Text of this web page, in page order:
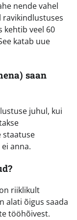
nende vahel
ravikindlustuses
kehtib veel 60
katab uue
saan
juhul, kui
staatuse
anna.
riiklikult
alati õigus saada
tööhõivest.